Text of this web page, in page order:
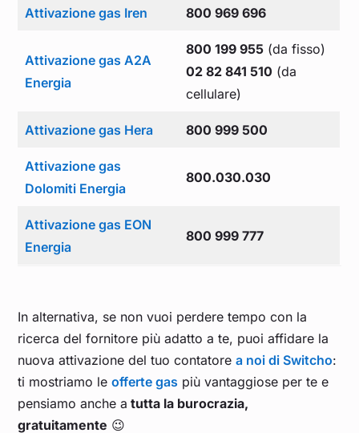
Attivazione gas Iren 800 969 696
Attivazione gas A2A
Energia
800 199 955 (da fisso)
02 82 841 510 (da
cellulare)
Attivazione gas Hera 800 999 500
Attivazione gas
Dolomiti Energia
800.030.030
Attivazione gas EON
Energia
800 999 777
In alternativa, se non vuoi perdere tempo con la
ricerca del fornitore più adatto a te, puoi affidare la
nuova attivazione del tuo contatorea noi di Switcho:
ti mostriamo leofferte gas più vantaggiose per te e
pensiamo anche a tutta la burocrazia,
gratuitamente 😉